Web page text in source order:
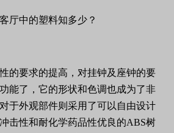
的要求的提高，对挂钟及座钟的要
能了，它的形状和色调也成为了非
于外观部件则采用了可以自由设计
击性和耐化学药品性优良的ABS树